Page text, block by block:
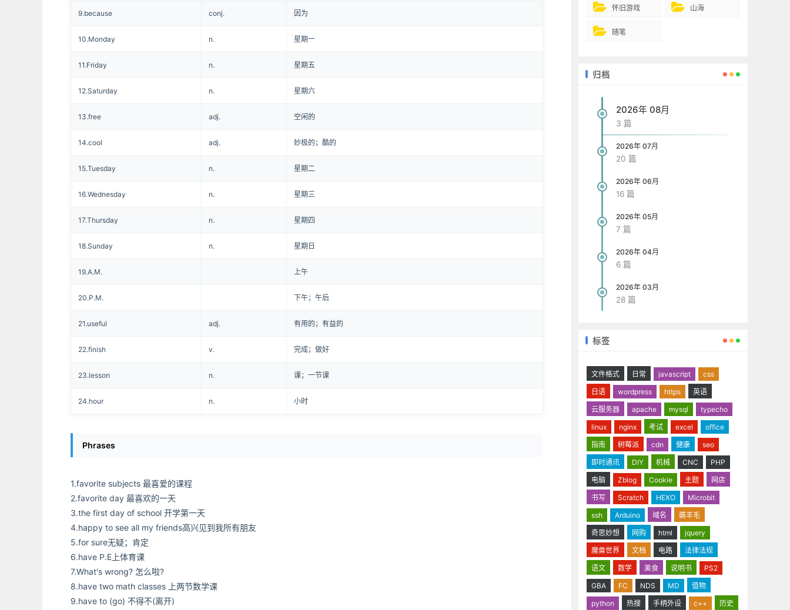
9.because conj. 因为
10.Monday n. 星期一
11.Friday n. 星期五
12.Saturday n. 星期六
13.free adj. 空闲的
14.cool adj. 妙极的；酷的
15.Tuesday n. 星期二
16.Wednesday n. 星期三
17.Thursday n. 星期四
18.Sunday n. 星期日
19.A.M. 上午
20.P.M. 下午；午后
21.useful adj. 有用的；有益的
22.finish v. 完成；做好
23.lesson n. 课；一节课
24.hour n. 小时
Phrases
1.favorite subjects 最喜爱的课程
2.favorite day 最喜欢的一天
3.the first day of school 开学第一天
4.happy to see all my friends高兴见到我所有朋友
5.for sure无疑；肯定
6.have P.E上体育课
7.What's wrong? 怎么啦?
8.have two math classes 上两节数学课
9.have to (go) 不得不(离开)
怀旧游戏 山海
随笔
归档
2026年 08月
3 篇
2026年 07月
20 篇
2026年 06月
16 篇
2026年 05月
7 篇
2026年 04月
6 篇
2026年 03月
28 篇
标签
文件格式 日常 javascript
css
日语
wordpress https
英语
云服务器
apache mysql
typecho
linux
nginx 考试 excel
office
指南
树莓派 cdn 健康
seo
即时通讯
DIY 机械 CNC
PHP
电脑
Zblog Cookie 主题
网店
书写
Scratch HEXO
Microbit
ssh
Arduino 域名
薅羊毛
奇思妙想
网购 html
jquery
魔兽世界
文档 电路
法律法规
语文
数学 美食 说明书
PS2
GBA
FC NDS MD
值物
python
热搜 手柄外设 c++
历史